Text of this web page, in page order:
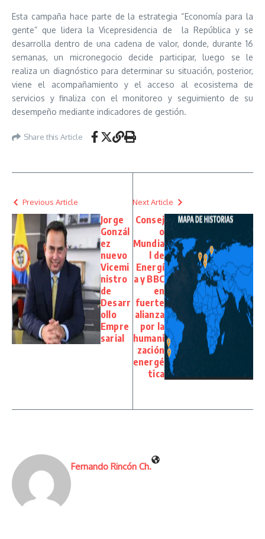
Esta campaña hace parte de la estrategia “Economía para la
gente” que lidera la Vicepresidencia de la República y se
desarrolla dentro de una cadena de valor, donde, durante 16
semanas, un micronegocio decide participar, luego se le
realiza un diagnóstico para determinar su situación, posterior,
viene el acompañamiento y el acceso al ecosistema de
servicios y finaliza con el monitoreo y seguimiento de su
desempeño mediante indicadores de gestión.
Share this Article
Previous Article
Jorge
Gonzál
ez
nuevo
Vicemi
nistro
de
Desarr
ollo
Empre
sarial
Next Article
Consej
o
Mundia
l de
Energí
a y BBC
en
fuerte
alianza
por la
humani
zación
energé
tica
Fernando Rincón Ch.